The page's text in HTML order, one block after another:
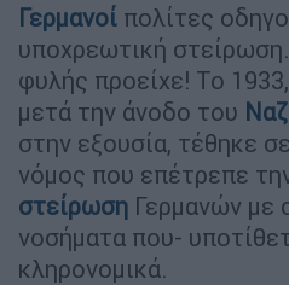
Γερμανοί πολίτες
υποχρεωτική
φυλής προείχε! Το
μετά την άνοδο του
στην εξουσία, τέθηκε
νόμος που επέτρεπε
στείρωση Γερμανών με
νοσήματα που-
κληρονομικά.